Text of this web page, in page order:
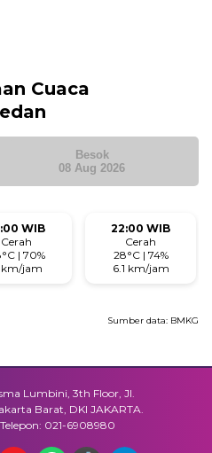
Cuaca
Besok
08 Aug 2026
WIB
Cerah
| 70%
jam
22:00 WIB
Cerah
28°C | 74%
6.1 km/jam
Sumber data: BMKG
Lumbini, 3th Floor, Jl.
Barat, DKI JAKARTA.
Telepon: 021-6908980